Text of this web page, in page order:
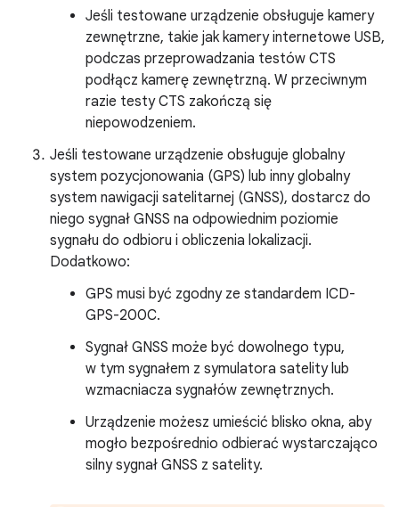
Jeśli testowane urządzenie obsługuje kamery
zewnętrzne, takie jak kamery internetowe USB,
podczas przeprowadzania testów CTS
podłącz kamerę zewnętrzną. W przeciwnym
razie testy CTS zakończą się
niepowodzeniem.
Jeśli testowane urządzenie obsługuje globalny
system pozycjonowania (GPS) lub inny globalny
system nawigacji satelitarnej (GNSS), dostarcz do
niego sygnał GNSS na odpowiednim poziomie
sygnału do odbioru i obliczenia lokalizacji.
Dodatkowo:
GPS musi być zgodny ze standardem ICD-
GPS-200C.
Sygnał GNSS może być dowolnego typu,
w tym sygnałem z symulatora satelity lub
wzmacniacza sygnałów zewnętrznych.
Urządzenie możesz umieścić blisko okna, aby
mogło bezpośrednio odbierać wystarczająco
silny sygnał GNSS z satelity.